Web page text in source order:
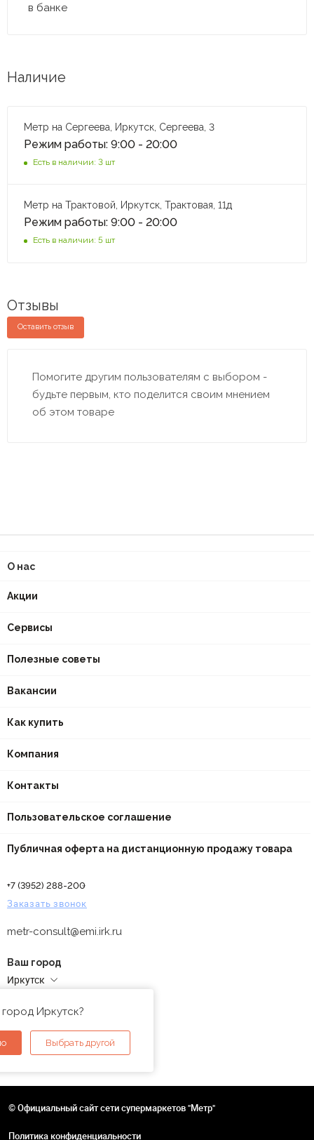
в банке
Наличие
Метр на Сергеева, Иркутск, Сергеева, 3
Режим работы: 9:00 - 20:00
Есть в наличии: 3 шт
Метр на Трактовой, Иркутск, Трактовая, 11д
Режим работы: 9:00 - 20:00
Есть в наличии: 5 шт
Отзывы
Оставить отзыв
Помогите другим пользователям с выбором -
будьте первым, кто поделится своим мнением
об этом товаре
О нас
Акции
Сервисы
Полезные советы
Вакансии
Как купить
Компания
Контакты
Пользовательское соглашение
Публичная оферта на дистанционную продажу товара
+7 (3952) 288-200
Заказать звонок
metr-consult@emi.irk.ru
Ваш город
Иркутск
Иркутск?
Выбрать другой
© Официальный сайт сети супермаркетов "Метр"
Политика конфиденциальности